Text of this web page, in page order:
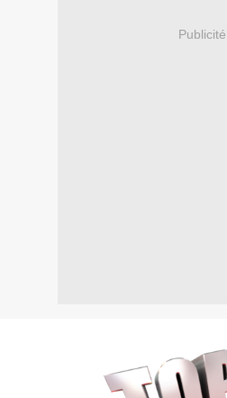
Publicité